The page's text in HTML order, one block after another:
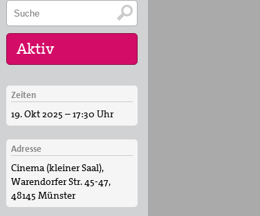
11. Aug 2026
Sommerferien-
Friedensliedersingen
29. Aug 2026
Fahrradpilgertour 2026
05. Sep 2026
Musik für den Frieden
Zeiten
19. Okt 2025 – 17:30 Uhr
Adresse
Cinema (kleiner Saal),
Warendorfer Str. 45-47,
48145 Münster